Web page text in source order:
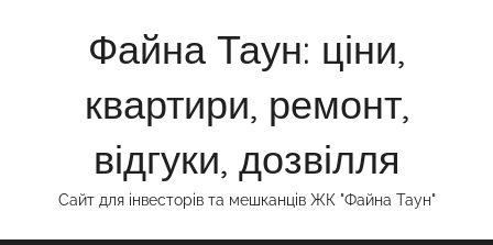
Файна Таун: ціни,
квартири, ремонт,
відгуки, дозвілля
Сайт для інвесторів та мешканців ЖК "Файна Таун"